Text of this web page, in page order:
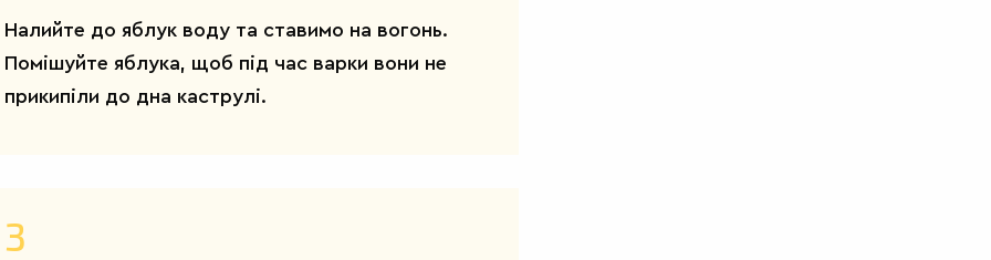
Налийте до яблук воду та ставимо на вогонь.
Помішуйте яблука, щоб під час варки вони не
прикипіли до дна каструлі.
3